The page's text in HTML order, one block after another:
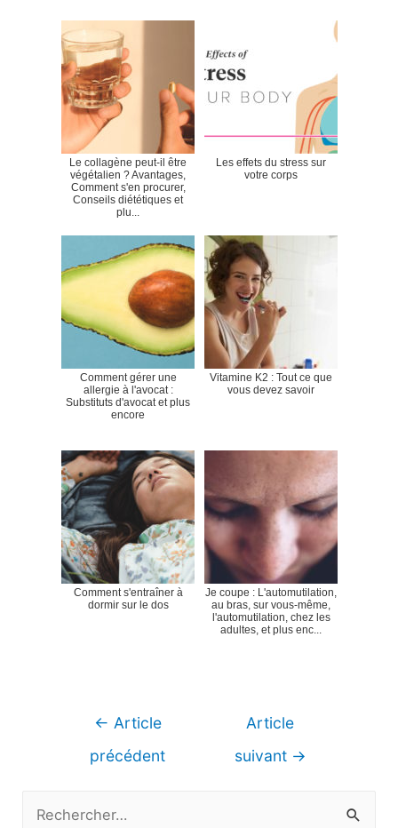
Le collagène peut-il être
végétalien ? Avantages,
Comment s'en procurer,
Conseils diététiques et
plu...
Les effets du stress sur
votre corps
Comment gérer une
allergie à l'avocat :
Substituts d'avocat et plus
encore
Vitamine K2 : Tout ce que
vous devez savoir
Comment s'entraîner à
dormir sur le dos
Je coupe : L'automutilation,
au bras, sur vous-même,
l'automutilation, chez les
adultes, et plus enc...
Navigation
← Article
précédent
Article
suivant →